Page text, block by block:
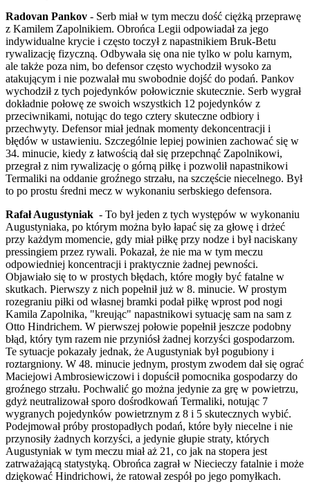
Radovan Pankov - Serb miał w tym meczu dość ciężką przeprawę
z Kamilem Zapolnikiem. Obrońca Legii odpowiadał za jego
indywidualne krycie i często toczył z napastnikiem Bruk-Betu
rywalizację fizyczną. Odbywała się ona nie tylko w polu karnym,
ale także poza nim, bo defensor często wychodził wysoko za
atakującym i nie pozwalał mu swobodnie dojść do podań. Pankov
wychodził z tych pojedynków połowicznie skutecznie. Serb wygrał
dokładnie połowę ze swoich wszystkich 12 pojedynków z
przeciwnikami, notując do tego cztery skuteczne odbiory i
przechwyty. Defensor miał jednak momenty dekoncentracji i
błędów w ustawieniu. Szczególnie lepiej powinien zachować się w
34. minucie, kiedy z łatwością dał się przepchnąć Zapolnikowi,
przegrał z nim rywalizację o górną piłkę i pozwolił napastnikowi
Termaliki na oddanie groźnego strzału, na szczęście niecelnego. Był
to po prostu średni mecz w wykonaniu serbskiego defensora.
Rafał Augustyniak - To był jeden z tych występów w wykonaniu
Augustyniaka, po którym można było łapać się za głowę i drżeć
przy każdym momencie, gdy miał piłkę przy nodze i był naciskany
pressingiem przez rywali. Pokazał, że nie ma w tym meczu
odpowiedniej koncentracji i praktycznie żadnej pewności.
Objawiało się to w prostych błędach, które mogły być fatalne w
skutkach. Pierwszy z nich popełnił już w 8. minucie. W prostym
rozegraniu piłki od własnej bramki podał piłkę wprost pod nogi
Kamila Zapolnika, "kreując" napastnikowi sytuację sam na sam z
Otto Hindrichem. W pierwszej połowie popełnił jeszcze podobny
błąd, który tym razem nie przyniósł żadnej korzyści gospodarzom.
Te sytuacje pokazały jednak, że Augustyniak był pogubiony i
roztargniony. W 48. minucie jednym, prostym zwodem dał się ograć
Maciejowi Ambrosiewiczowi i dopuścił pomocnika gospodarzy do
groźnego strzału. Pochwalić go można jedynie za grę w powietrzu,
gdyż neutralizował sporo dośrodkowań Termaliki, notując 7
wygranych pojedynków powietrznym z 8 i 5 skutecznych wybić.
Podejmował próby prostopadłych podań, które były niecelne i nie
przynosiły żadnych korzyści, a jedynie głupie straty, których
Augustyniak w tym meczu miał aż 21, co jak na stopera jest
zatrważającą statystyką. Obrońca zagrał w Niecieczy fatalnie i może
dziękować Hindrichowi, że ratował zespół po jego pomyłkach.